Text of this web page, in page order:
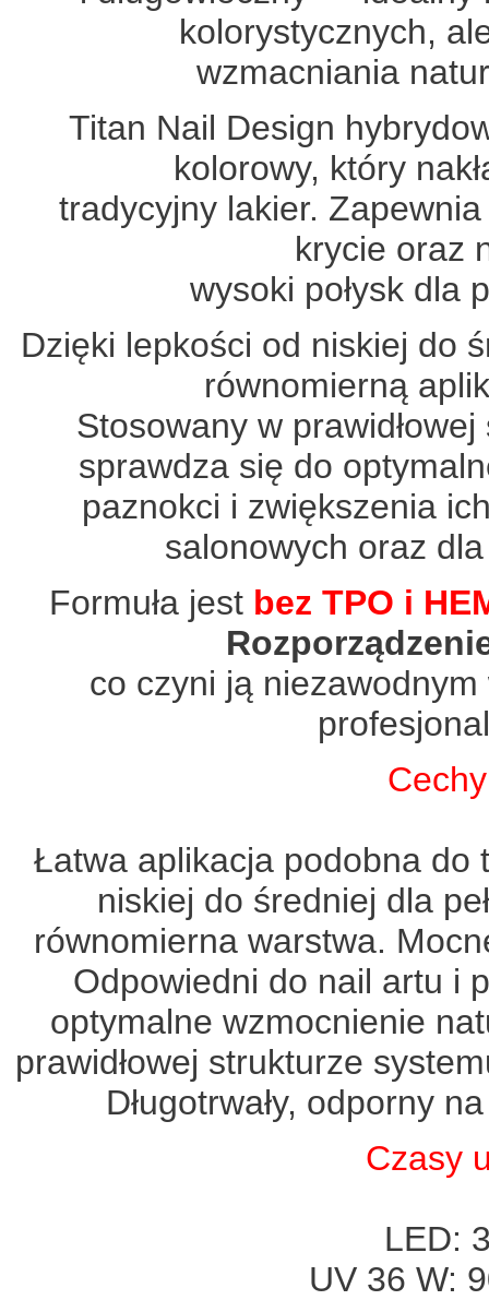
kolorystycznych,
wzmacniania
Titan Nail Design
kolorowy, który
tradycyjny lakier.
krycie oraz
wysoki połysk dla
Dzięki lepkości od niskiej do
równomierną
Stosowany w
sprawdza się do
paznokci i zwiększenia
salonowych oraz
Formuła jest bez TPO i
co czyni ją
Łatwa aplikacja podobna do
niskiej do średniej dla
równomierna warstwa.
Odpowiedni do nail artu i
optymalne wzmocnienie
prawidłowej strukturze
Długotrwały, odporny
Czasy
LED:
UV 36 W: